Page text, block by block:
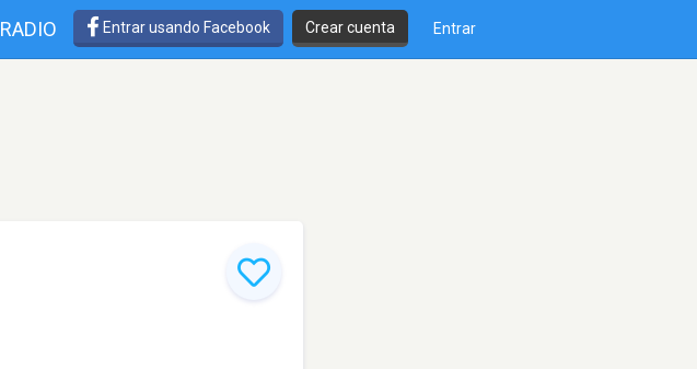
RADIO Entrar usando Facebook Crear cuenta Entrar